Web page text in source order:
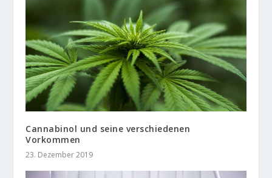
Cannabinol und seine verschiedenen
Vorkommen
23. Dezember 2019